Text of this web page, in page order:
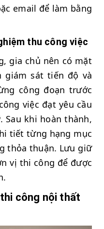
email để làm bằng
thu công việc
gia chủ nên có mặt
giám sát tiến độ và
công đoạn trước
việc đạt yêu cầu
Sau khi hoàn thành,
tiết từng hạng mục
thỏa thuận. Lưu giữ
vị thi công để được
công nội thất